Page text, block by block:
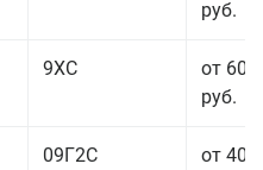
руб.
9ХС
от 60
руб.
09Г2С
от 40